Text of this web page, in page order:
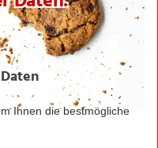
oben
Preise in